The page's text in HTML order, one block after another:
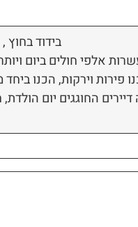
בידוד בחוץ
אלפי חולים ביום
פירות וירקות, הכנו
החוגגים יום